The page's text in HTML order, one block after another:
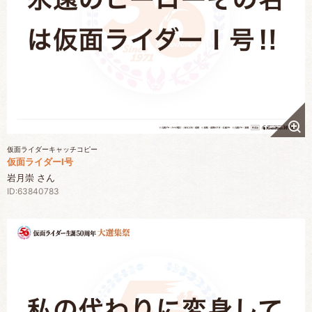
仮面ライダーキャッチコピー
仮面ライダーI号
岩月崇 さん
ID:63840783